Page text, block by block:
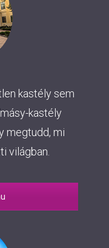
kastély sem
kastély
megtudd, mi
világban.